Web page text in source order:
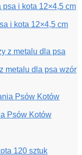
i kota 12×4,5 cm
metalu dla psa wzór
Psów Kotów